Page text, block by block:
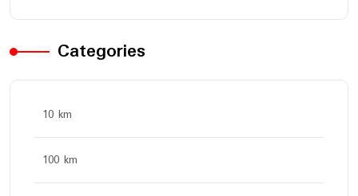
Categories
10 km
100 km